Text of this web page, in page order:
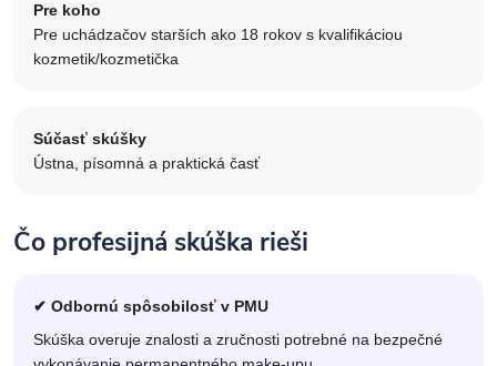
Pre koho
Pre uchádzačov starších ako 18 rokov s kvalifikáciou
kozmetik/kozmetička
Súčasť skúšky
Ústna, písomná a praktická časť
Čo profesijná skúška rieši
✔ Odbornú spôsobilosť v PMU
Skúška overuje znalosti a zručnosti potrebné na bezpečné